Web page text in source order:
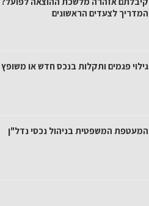
המדריך לצעדים הראשונים
גילוי פגמים ותקלות בנכס חדש או משופץ
המעטפת המשפטית בניהול נכסי נדל"ן